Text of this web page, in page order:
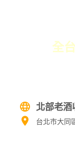
全
北部老酒
台北市大同